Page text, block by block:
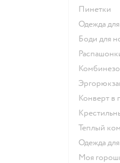
Пинетки
Одежда
Боди для
Конверт
Теплый
Одежда
Моя